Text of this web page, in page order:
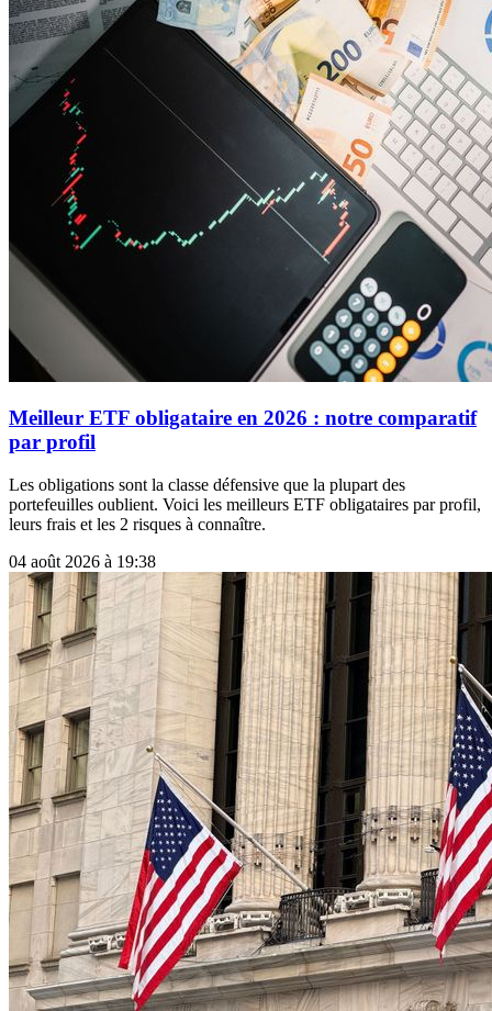
Meilleur ETF obligataire en 2026 : notre comparatif
par profil
Les obligations sont la classe défensive que la plupart des
portefeuilles oublient. Voici les meilleurs ETF obligataires par profil,
leurs frais et les 2 risques à connaître.
04 août 2026 à 19:38